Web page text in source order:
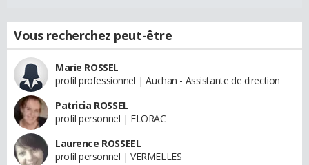
Vous recherchez peut-être
Marie ROSSEL
profil professionnel | Auchan - Assistante de direction
Patricia ROSSEL
profil personnel | FLORAC
Laurence ROSSEEL
profil personnel | VERMELLES